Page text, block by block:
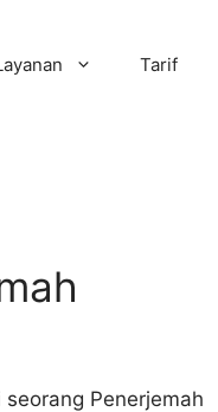
Tarif
Penerjemah